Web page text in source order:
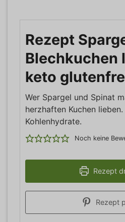
Rezept
Blechkuchen
keto
Wer Spargel und Spinat
herzhaften Kuchen
Kohlenhydrate.
Noch keine
Rezept
Rezept